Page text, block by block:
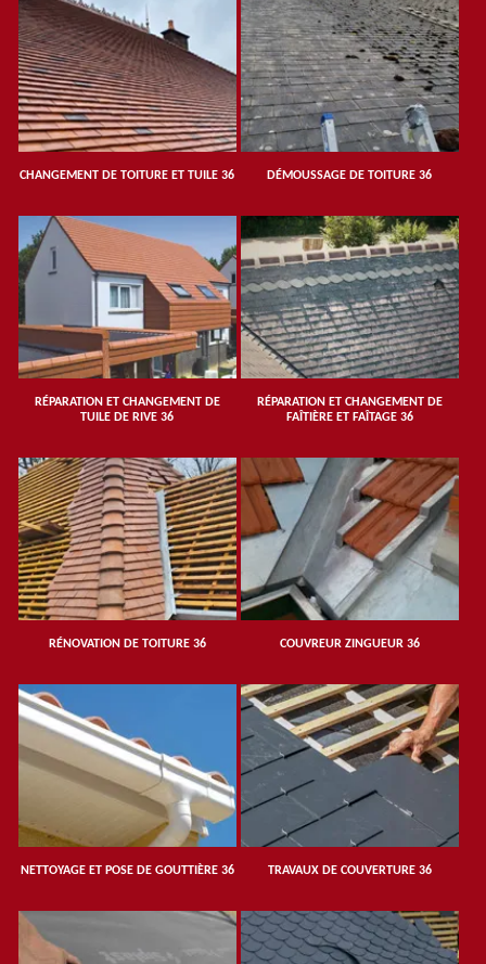
CHANGEMENT DE TOITURE ET TUILE 36 DÉMOUSSAGE DE TOITURE 36
RÉPARATION ET CHANGEMENT DE
TUILE DE RIVE 36
RÉPARATION ET CHANGEMENT DE
FAÎTIÈRE ET FAÎTAGE 36
RÉNOVATION DE TOITURE 36 COUVREUR ZINGUEUR 36
NETTOYAGE ET POSE DE GOUTTIÈRE 36 TRAVAUX DE COUVERTURE 36